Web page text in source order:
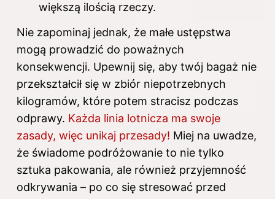
większą ilością rzeczy.
Nie zapominaj jednak, że małe ustępstwa
mogą prowadzić do poważnych
konsekwencji. Upewnij się, aby twój bagaż nie
przekształcił się w zbiór niepotrzebnych
kilogramów, które potem stracisz podczas
odprawy. Każda linia lotnicza ma swoje
zasady, więc unikaj przesady! Miej na uwadze,
że świadome podróżowanie to nie tylko
sztuka pakowania, ale również przyjemność
odkrywania – po co się stresować przed